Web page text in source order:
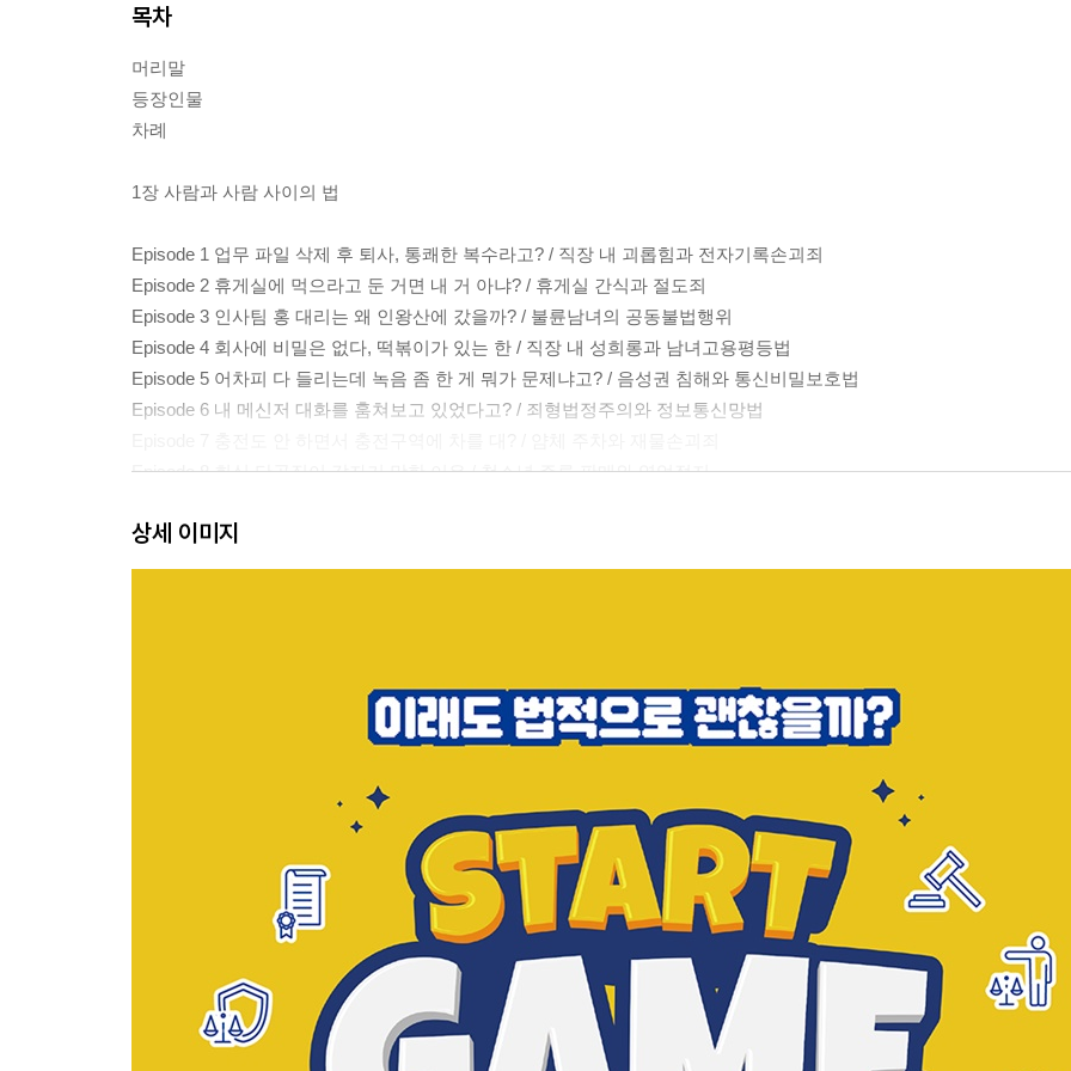
목차
머리말
등장인물
차례
1장 사람과 사람 사이의 법
Episode 1 업무 파일 삭제 후 퇴사, 통쾌한 복수라고? / 직장 내 괴롭힘과 전자기록손괴죄
Episode 2 휴게실에 먹으라고 둔 거면 내 거 아냐? / 휴게실 간식과 절도죄
Episode 3 인사팀 홍 대리는 왜 인왕산에 갔을까? / 불륜남녀의 공동불법행위
Episode 4 회사에 비밀은 없다, 떡볶이가 있는 한 / 직장 내 성희롱과 남녀고용평등법
Episode 5 어차피 다 들리는데 녹음 좀 한 게 뭐가 문제냐고? / 음성권 침해와 통신비밀보호법
Episode 6 내 메신저 대화를 훔쳐보고 있었다고? / 죄형법정주의와 정보통신망법
Episode 8 회식 단골집이 갑자기 망한 이유 / 청소년 주류 판매와 영업정지
2장 똑 부러지는 직장인 되는 법
Episode 12 낮에는 직장인 밤에는 유튜버, 회사가 알면 잘린다고? / 회사의 허풍, 겸업금지
Episode 13 빈손으로 오긴 그래서 영업비밀 좀 들고 왔습니다 / 집단 퇴사와 영업비밀 유출
Episode 14 내가 너 못 자를 줄 알아? / PIP와 저성과자 해고
Episode 15 정 대리는 오늘도 커피를 마신다 / 육아휴직과 불리한 처우
Episode 16 왜 7층 화장실만 깨끗할까? / 노동조합, 딱 기본만 알기
3장 평온한 일상을 지키는 법
Episode 17 그렇게 급하면 어제 출발하지 그랬어 / 보복운전과 모욕죄
Episode 18 여기 내 자리라고, 넘어오지 말라고! / 정당방위와 죗값
Episode 19 명품매장에 줄 서 있는 나를 찍겠다고? / 국민의 알 권리? 개인의 초상권!
Episode 20 손님 아니면 가요, 여기 주차 못 해요 / 가게 앞 주차와 불법적치
Episode 21 금연 아파트에서 담배를 피워도 된다고? / 노력과 의무 사이, 공동주택관리법
상세 이미지